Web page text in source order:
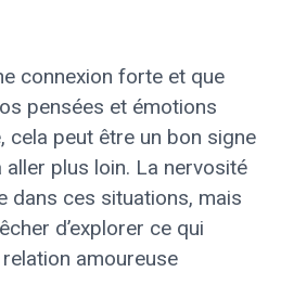
connexion forte et que
pensées et émotions
cela peut être un bon signe
plus loin. La nervosité
dans ces situations, mais
d’explorer ce qui
amoureuse